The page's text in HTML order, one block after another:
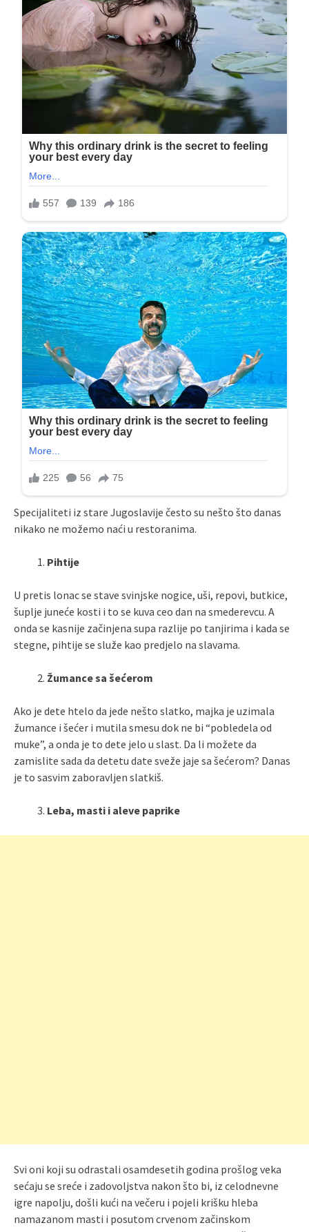
Specijaliteti iz stare Jugoslavije često su nešto što danas
nikako ne možemo naći u restoranima.
Pihtije
U pretis lonac se stave svinjske nogice, uši, repovi, butkice,
šuplje juneće kosti i to se kuva ceo dan na smederevcu. A
onda se kasnije začinjena supa razlije po tanjirima i kada se
stegne, pihtije se služe kao predjelo na slavama.
Žumance sa šećerom
Ako je dete htelo da jede nešto slatko, majka je uzimala
žumance i šećer i mutila smesu dok ne bi “pobledela od
muke”, a onda je to dete jelo u slast. Da li možete da
zamislite sada da detetu date sveže jaje sa šećerom? Danas
je to sasvim zaboravljen slatkiš.
Leba, masti i aleve paprike
Svi oni koji su odrastali osamdesetih godina prošlog veka
sećaju se sreće i zadovoljstva nakon što bi, iz celodnevne
igre napolju, došli kući na večeru i pojeli krišku hleba
namazanom masti i posutom crvenom začinskom